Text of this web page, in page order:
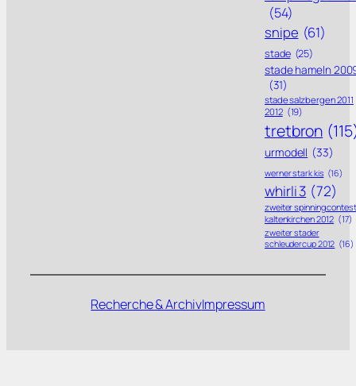
(54)
snipe (61)
stade (25)
stade hameln
(31)
stade salzbergen 2011
2012 (19)
tretbron
urmodell (33)
werner stark kis (16)
whirli 3 (72)
zweiter spinning contest
kaltenkirchen 2012 (17)
zweiter stader
schleudercup 2012 (16)
Recherche & ArchivImpressum